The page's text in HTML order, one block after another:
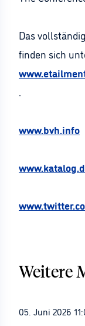
Das
finden sich
.
www.bvh.info
Weitere
05. Juni 2026